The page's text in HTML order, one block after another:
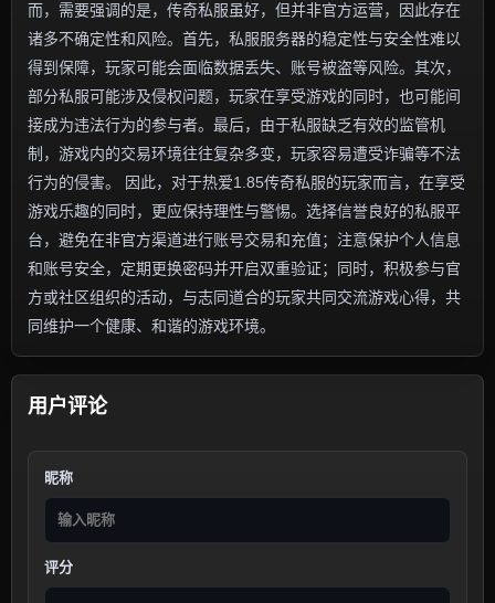
而，需要强调的是，传奇私服虽好，但并非官方运营，因此存在
诸多不确定性和风险。首先，私服服务器的稳定性与安全性难以
得到保障，玩家可能会面临数据丢失、账号被盗等风险。其次，
部分私服可能涉及侵权问题，玩家在享受游戏的同时，也可能间
接成为违法行为的参与者。最后，由于私服缺乏有效的监管机
制，游戏内的交易环境往往复杂多变，玩家容易遭受诈骗等不法
行为的侵害。 因此，对于热爱1.85传奇私服的玩家而言，在享受
游戏乐趣的同时，更应保持理性与警惕。选择信誉良好的私服平
台，避免在非官方渠道进行账号交易和充值；注意保护个人信息
和账号安全，定期更换密码并开启双重验证；同时，积极参与官
方或社区组织的活动，与志同道合的玩家共同交流游戏心得，共
同维护一个健康、和谐的游戏环境。
用户评论
昵称
评分